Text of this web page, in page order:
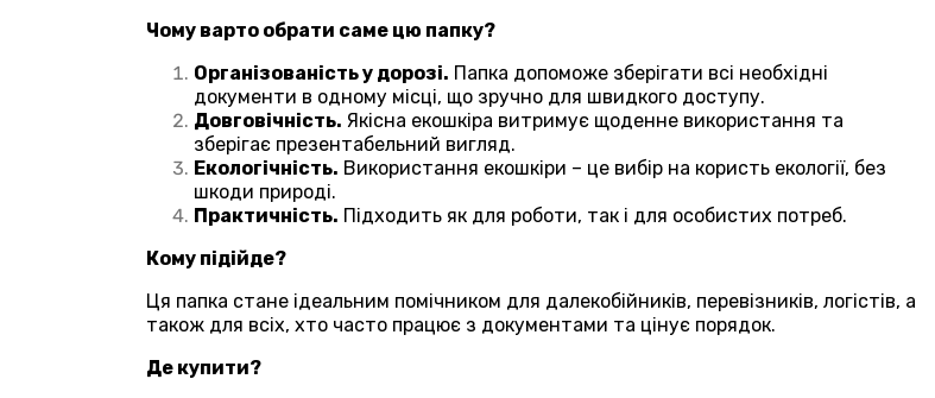
Чому варто обрати саме цю папку?
Організованість у дорозі. Папка допоможе зберігати всі необхідні
документи в одному місці, що зручно для швидкого доступу.
Довговічність. Якісна екошкіра витримує щоденне використання та
зберігає презентабельний вигляд.
Екологічність. Використання екошкіри – це вибір на користь екології, без
шкоди природі.
Практичність. Підходить як для роботи, так і для особистих потреб.
Кому підійде?
Ця папка стане ідеальним помічником для далекобійників, перевізників, логістів, а
також для всіх, хто часто працює з документами та цінує порядок.
Де купити?